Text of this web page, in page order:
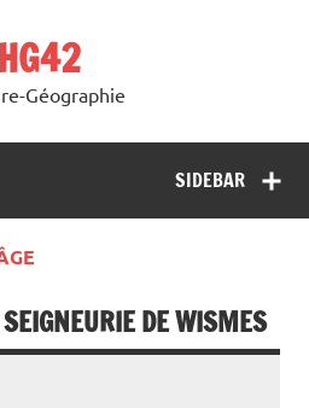
HG42
Géographie
SIDEBAR
DE WISMES